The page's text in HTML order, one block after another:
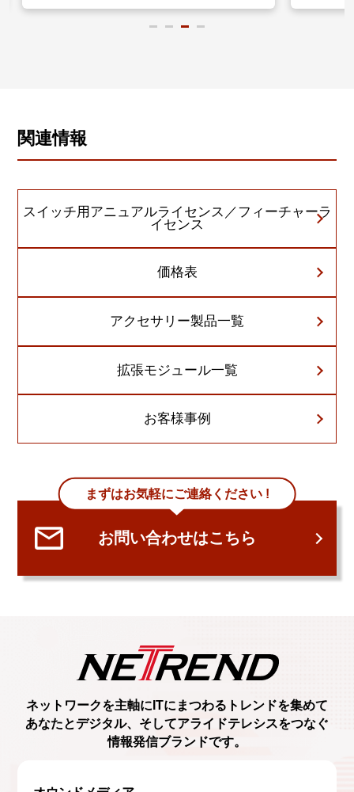
関連情報
スイッチ用アニュアルライセンス／フィーチャーラ
イセンス
価格表
アクセサリー製品一覧
拡張モジュール一覧
お客様事例
まずはお気軽にご連絡ください !
お問い合わせはこちら
ネットワークを主軸に ITにまつわるトレンドを集めて
あなたとデジタル、 そしてアライドテレシスをつなぐ
情報発信ブランドです。